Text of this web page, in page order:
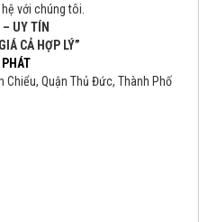
với chúng tôi.
UY TÍN
CẢ HỢP LÝ”
Chiểu, Quận Thủ Đức, Thành Phố